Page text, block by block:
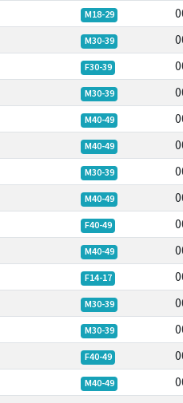
M18-29
M30-39
F30-39
M30-39
M40-49
M40-49
M30-39
M40-49
F40-49
M40-49
F14-17
M30-39
M30-39
F40-49
M40-49